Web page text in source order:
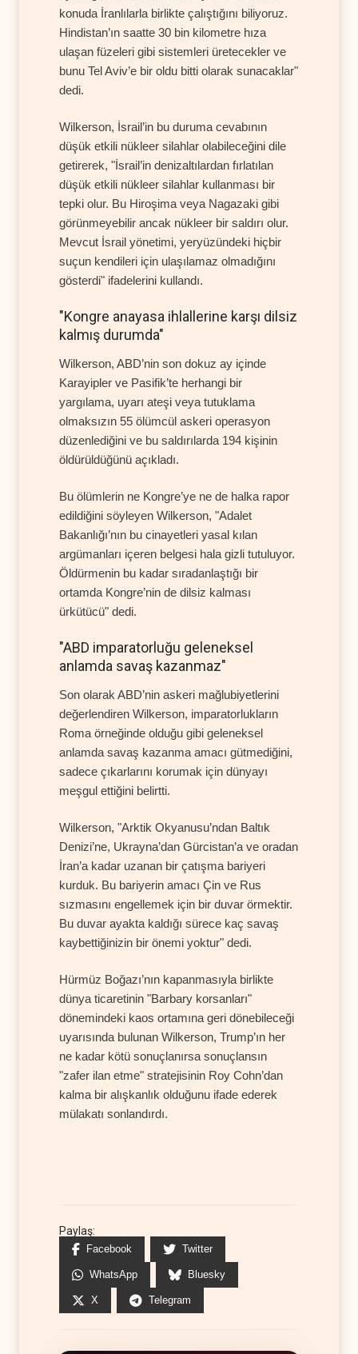
konuda İranlılarla birlikte çalıştığını biliyoruz.
Hindistan’ın saatte 30 bin kilometre hıza
ulaşan füzeleri gibi sistemleri üretecekler ve
bunu Tel Aviv’e bir oldu bitti olarak sunacaklar"
dedi.
Wilkerson, İsrail’in bu duruma cevabının
düşük etkili nükleer silahlar olabileceğini dile
getirerek, "İsrail’in denizaltılardan fırlatılan
düşük etkili nükleer silahlar kullanması bir
tepki olur. Bu Hiroşima veya Nagazaki gibi
görünmeyebilir ancak nükleer bir saldırı olur.
Mevcut İsrail yönetimi, yeryüzündeki hiçbir
suçun kendileri için ulaşılamaz olmadığını
gösterdi" ifadelerini kullandı.
"Kongre anayasa ihlallerine karşı dilsiz
kalmış durumda"
Wilkerson, ABD’nin son dokuz ay içinde
Karayipler ve Pasifik’te herhangi bir
yargılama, uyarı ateşi veya tutuklama
olmaksızın 55 ölümcül askeri operasyon
düzenlediğini ve bu saldırılarda 194 kişinin
öldürüldüğünü açıkladı.
Bu ölümlerin ne Kongre’ye ne de halka rapor
edildiğini söyleyen Wilkerson, "Adalet
Bakanlığı’nın bu cinayetleri yasal kılan
argümanları içeren belgesi hala gizli tutuluyor.
Öldürmenin bu kadar sıradanlaştığı bir
ortamda Kongre’nin de dilsiz kalması
ürkütücü" dedi.
"ABD imparatorluğu geleneksel
anlamda savaş kazanmaz"
Son olarak ABD’nin askeri mağlubiyetlerini
değerlendiren Wilkerson, imparatorlukların
Roma örneğinde olduğu gibi geleneksel
anlamda savaş kazanma amacı gütmediğini,
sadece çıkarlarını korumak için dünyayı
meşgul ettiğini belirtti.
Wilkerson, "Arktik Okyanusu’ndan Baltık
Denizi’ne, Ukrayna’dan Gürcistan’a ve oradan
İran’a kadar uzanan bir çatışma bariyeri
kurduk. Bu bariyerin amacı Çin ve Rus
sızmasını engellemek için bir duvar örmektir.
Bu duvar ayakta kaldığı sürece kaç savaş
kaybettiğinizin bir önemi yoktur" dedi.
Hürmüz Boğazı’nın kapanmasıyla birlikte
dünya ticaretinin "Barbary korsanları"
dönemindeki kaos ortamına geri dönebileceği
uyarısında bulunan Wilkerson, Trump’ın her
ne kadar kötü sonuçlanırsa sonuçlansın
"zafer ilan etme" stratejisinin Roy Cohn’dan
kalma bir alışkanlık olduğunu ifade ederek
mülakatı sonlandırdı.
Paylaş:
Facebook Twitter
WhatsApp Bluesky
X Telegram